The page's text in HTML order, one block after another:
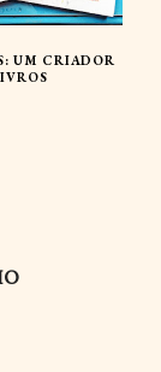
UM CRIADOR